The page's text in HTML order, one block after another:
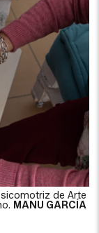
de Arte
MANU GARCÍA